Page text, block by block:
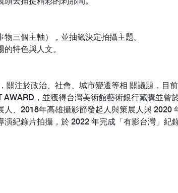
三個主軸），並抽籤決定拍攝主題。
特色與人文。
注於政治、社會、城市變遷等相 關議題，目
，並獲得台灣美術館藝術銀行藏購並曾
、2018年高雄攝影節發起人與策展人與 2020
紀錄片拍攝，於 2022 年完成「有影台灣」紀錄